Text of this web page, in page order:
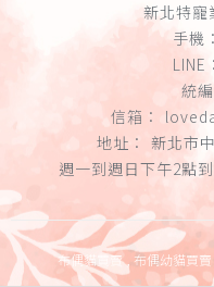
新北特寵
新北市
週一到週日下午2點
布偶貓買賣 布偶幼貓買賣